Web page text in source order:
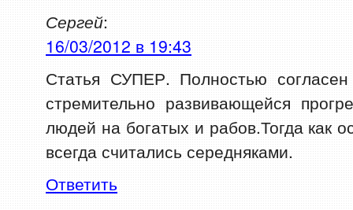
Сергей:
16/03/2012 в 19:43
Статья СУПЕР. Полностью
стремительно развивающейся
людей на богатых и рабов.Тогда как
всегда считались середняками.
Ответить